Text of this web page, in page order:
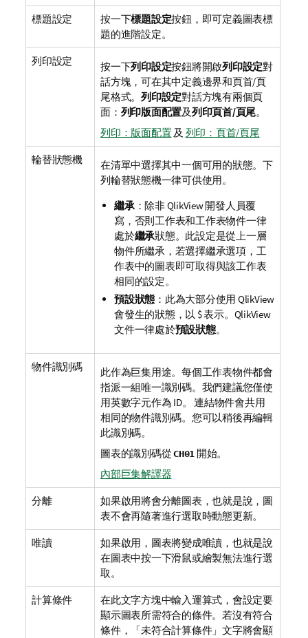
標題設定 按一下標題設定按鈕，即可定義圖表標
題的進階設定。
列印設定 按一下列印設定按鈕將開啟列印設定對
話方塊，可在其中定義邊界和頁首/頁
尾格式。 列印設定對話方塊有兩個頁
面： 列印版面配置及列印頁首/頁尾。
列印：版面配置及 列印：頁首/頁尾
輪替狀態機
在清單中選擇其中一個可用的狀態。下
列輪替狀態機一律可供使用。
繼承：除非 QlikView 開發人員覆
寫，否則工作表和工作表物件一律
處於繼承狀態。此設定是從上一層
物件所繼承，若選擇繼承選項，工
作表中的圖表即可取得與該工作表
相同的設定。
預設狀態 ：此為大部分使用 QlikView
會發生的狀態，以 $ 表示。QlikView
文件一律處於預設狀態。
物件識別碼
此作為巨集用途。每個工作表物件都會
指派一組唯一識別碼。我們建議您僅使
用英數字元作為 ID。 連結物件會共用
相同的物件識別碼。您可以稍後再編輯
此識別碼。
圖表的識別碼從CH01 開始。
內部巨集解譯器
分離
如果啟用將會分離圖表，也就是說，圖
表不會再隨著進行選取時動態更新。
唯讀
如果啟用，圖表將變成唯讀，也就是說
在圖表中按一下滑鼠或繪製無法進行選
取。
計算條件
在此文字方塊中輸入運算式，會設定要
顯示圖表所需符合的條件。若沒有符合
條件，「未符合計算條件」文字將會顯